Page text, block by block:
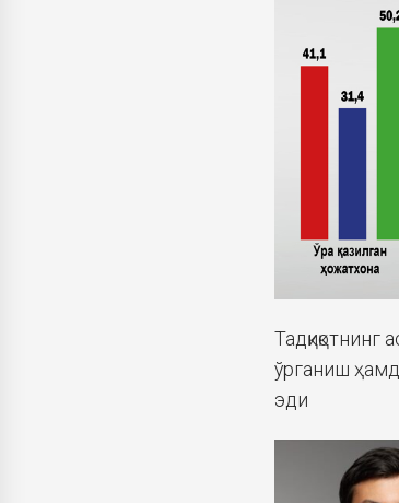
ўрганиш
эди